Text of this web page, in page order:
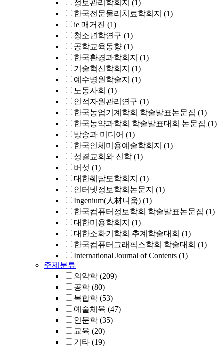
정보관리학회지 (1)
한국전문물리치료학회지 (1)
ie 매거진 (1)
청소년학연구 (1)
공학교육동향 (1)
한국환경과학회지 (1)
기술혁신학회지 (1)
예수병원학술지 (1)
노동사회 (1)
인적자원관리연구 (1)
한국농업기계학회 학술발표논문집 (1)
한국농약과학회 학술발표대회 논문집 (1)
방송과 미디어 (1)
한국인체미용예술학회지 (1)
성결교회와 신학 (1)
버섯 (1)
대한췌담도학회지 (1)
인터넷정보학회논문지 (1)
Ingenium(人材니움) (1)
한국컴퓨터정보학회 학술발표논문집 (1)
대한미용학회지 (1)
대한소화기학회 추계학술대회 (1)
한국컴퓨터그래픽스학회 학술대회 (1)
International Journal of Contents (1)
주제분류
의약학 (209)
공학 (80)
복합학 (53)
예술체육 (47)
인문학 (35)
교육 (20)
기타 (19)